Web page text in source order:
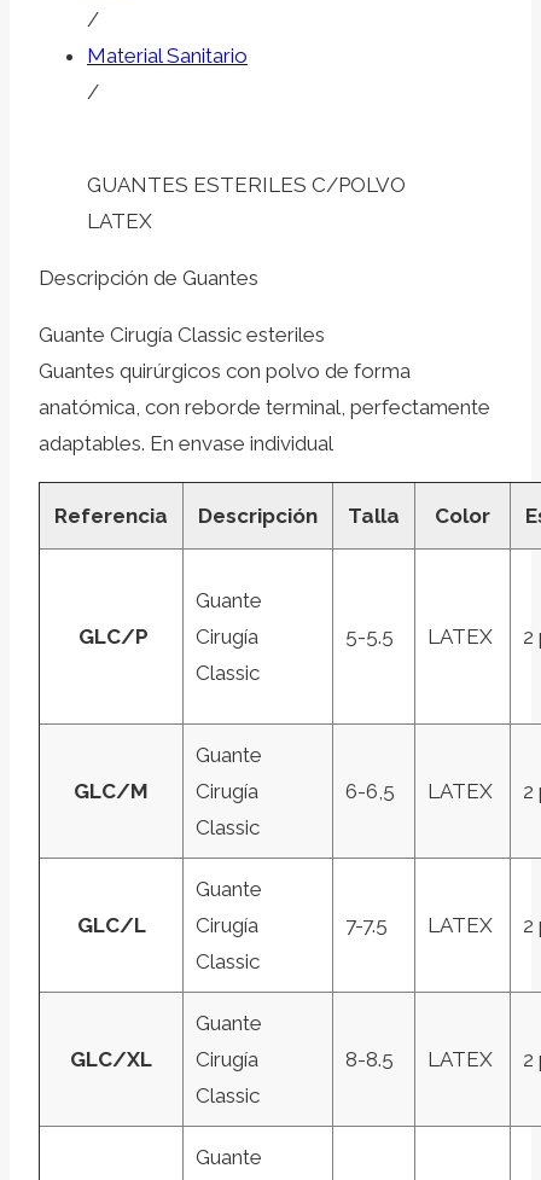
/
Material Sanitario
/
GUANTES ESTERILES C/POLVO
LATEX
Descripción de Guantes
Guante Cirugía Classic esteriles
Guantes quirúrgicos con polvo de forma
anatómica, con reborde terminal, perfectamente
adaptables. En envase individual
Referencia Descripción Talla Color
GLC/P
Guante
Cirugía
Classic
5-5.5 LATEX 2
GLC/M
Guante
Cirugía
Classic
6-6,5 LATEX 2
GLC/L
Guante
Cirugía
Classic
7-7.5 LATEX 2
GLC/XL
Guante
Cirugía
Classic
8-8.5 LATEX 2
Guante